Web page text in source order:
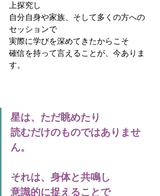
上探究し
自分自身や家族、そして多くの方への
セッションで
実際に学びを深めてきたからこそ
確信を持って言えることが、今ありま
す。
星は、ただ眺めたり
読むだけのものではありませ
ん。
それは、身体と共鳴し
意識的に捉えることで